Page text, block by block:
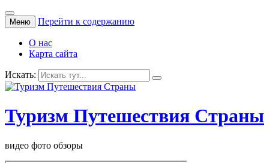
Меню Перейти к содержанию
О нас
Карта сайта
Искать:
Туризм Путешествия Страны
видео фото обзоры